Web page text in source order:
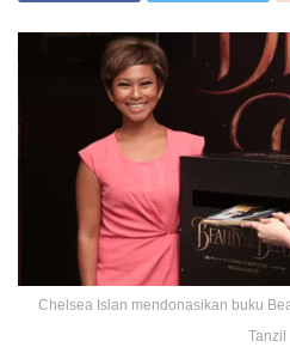
Chelsea Islan mendonasikan buku
Tanzil